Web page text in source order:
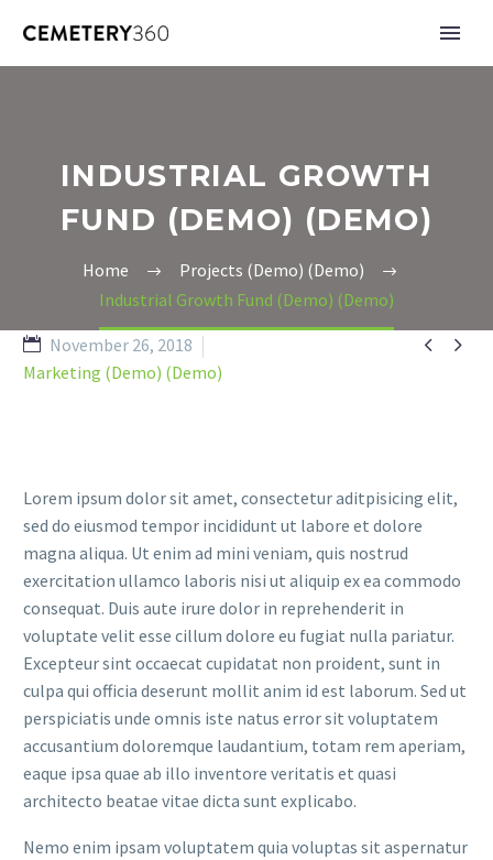
INDUSTRIAL GROWTH
FUND (DEMO) (DEMO)
Home
Projects (Demo) (Demo)
Industrial Growth Fund (Demo) (Demo)
 
November 26, 2018
Marketing (Demo) (Demo)
Lorem ipsum dolor sit amet, consectetur aditpisicing elit,
sed do eiusmod tempor incididunt ut labore et dolore
magna aliqua. Ut enim ad mini veniam, quis nostrud
exercitation ullamco laboris nisi ut aliquip ex ea commodo
consequat. Duis aute irure dolor in reprehenderit in
voluptate velit esse cillum dolore eu fugiat nulla pariatur.
Excepteur sint occaecat cupidatat non proident, sunt in
culpa qui officia deserunt mollit anim id est laborum. Sed ut
perspiciatis unde omnis iste natus error sit voluptatem
accusantium doloremque laudantium, totam rem aperiam,
eaque ipsa quae ab illo inventore veritatis et quasi
architecto beatae vitae dicta sunt explicabo.
Nemo enim ipsam voluptatem quia voluptas sit aspernatur